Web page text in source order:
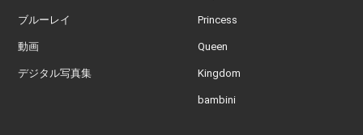
ブルーレイ
動画
デジタル写真集
Princess
Queen
Kingdom
bambini